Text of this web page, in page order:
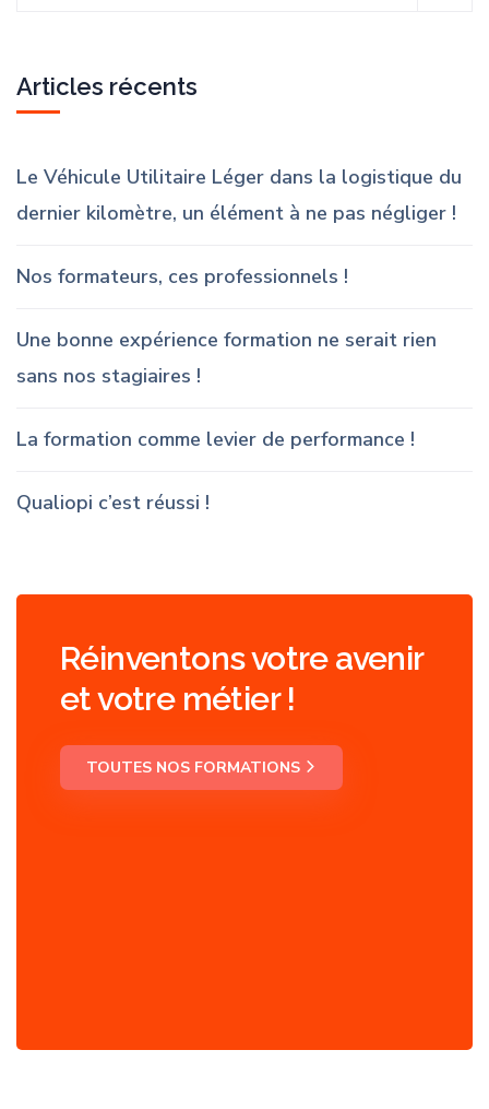
Articles récents
Le Véhicule Utilitaire Léger dans la logistique du
dernier kilomètre, un élément à ne pas négliger !
Nos formateurs, ces professionnels !
Une bonne expérience formation ne serait rien
sans nos stagiaires !
La formation comme levier de performance !
Qualiopi c’est réussi !
Réinventons votre avenir
et votre métier !
TOUTES NOS FORMATIONS